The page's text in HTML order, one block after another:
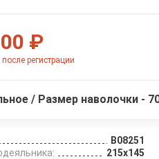
₽
регистрации
/ Размер наволочки -
B08251
215х145